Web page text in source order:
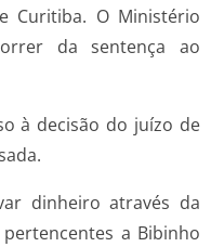
Curitiba. O Ministério
da sentença ao
à decisão do juízo de
dinheiro através da
a Bibinho